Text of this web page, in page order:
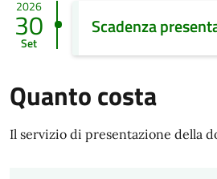
2026
30
Set
Scadenza
Quanto costa
Il servizio di presentazione della